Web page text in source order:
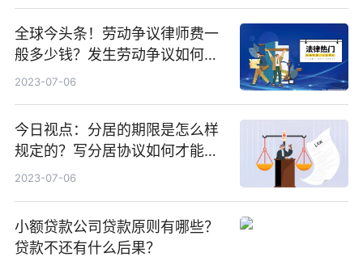
全球今头条！劳动争议律师费一
般多少钱？发生劳动争议如何算
工资？
2023-07-06
今日视点：分居的期限是怎么样
规定的？写分居协议如何才能有
效？
2023-07-06
小额贷款公司贷款原则有哪些？
贷款不还有什么后果？